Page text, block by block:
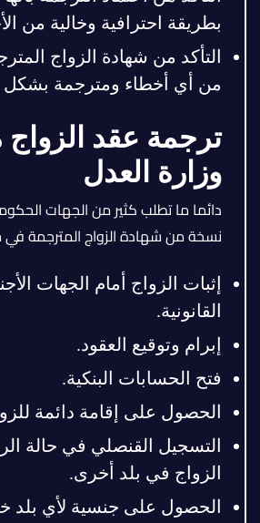
بطريقة احترافية وخالية من
التأكد من شهادة الزواج
من أي أخطاء ومترجمة
ترجمة عقد
وزارة العدل
دائما ما تطلب كثير من الجهات
نسخة من شهادة الزواج المترجمة
إثبات الزواج أمام الجهات
القانونية.
إبرام وتوقيع العقود.
فتح الحسابات البنكية.
الحصول على إقامة دائمة
التسجيل القنصلي في حالة
الزواج في بلد أخرى.
الحصول على جنسية لأي بلد